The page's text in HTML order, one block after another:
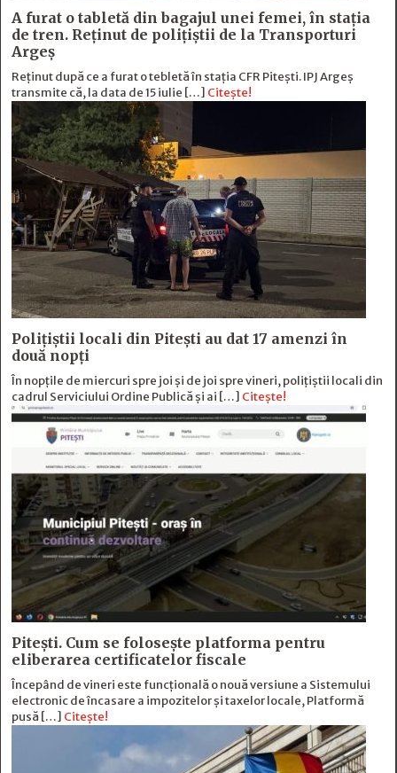
A furat o tabletă din bagajul unei femei, în stația
de tren. Reținut de polițiștii de la Transporturi
Argeș
Reținut după ce a furat o tebletă în stația CFR Pitești. IPJ Argeș
transmite că, la data de 15 iulie […] Citește!
Polițiștii locali din Pitești au dat 17 amenzi în
două nopți
În nopțile de miercuri spre joi și de joi spre vineri, polițiștii locali din
cadrul Serviciului Ordine Publică și ai […] Citește!
Pitești. Cum se folosește platforma pentru
eliberarea certificatelor fiscale
Începând de vineri este funcțională o nouă versiune a Sistemului
electronic de încasare a impozitelor și taxelor locale, Platformă
pusă […] Citește!